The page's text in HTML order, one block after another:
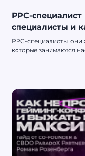
PPC-
специалисты и
PPC-специалисты,
которые занимаются